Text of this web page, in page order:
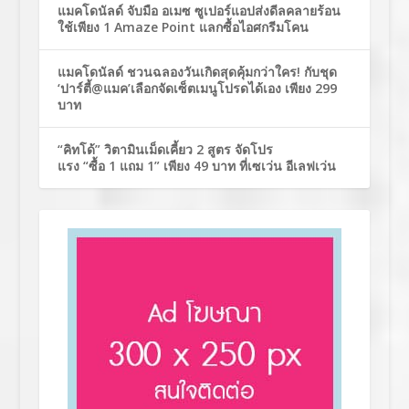
แมคโดนัลด์ จับมือ อเมซ ซูเปอร์แอปส่งดีลคลายร้อน
ใช้เพียง 1 Amaze Point แลกซื้อไอศกรีมโคน
แมคโดนัลด์ ชวนฉลองวันเกิดสุดคุ้มกว่าใคร! กับชุด
‘ปาร์ตี้@แมค’เลือกจัดเซ็ตเมนูโปรดได้เอง เพียง 299
บาท
“คิทโด้” วิตามินเม็ดเคี้ยว 2 สูตร จัดโปร
แรง “ซื้อ 1 แถม 1” เพียง 49 บาท ที่เซเว่น อีเลฟเว่น